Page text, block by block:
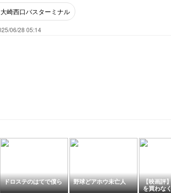
大崎西口バスターミナル
06/28 05:14
ドロステのはてで僕ら 野球どアホウ未亡人 【映画評
を買わな